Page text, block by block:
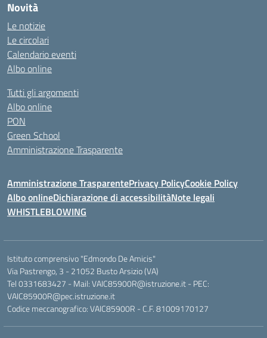
Novità
Le notizie
Le circolari
Calendario eventi
Albo online
Tutti gli argomenti
Albo online
PON
Green School
Amministrazione Trasparente
Amministrazione TrasparentePrivacy PolicyCookie Policy
Albo onlineDichiarazione di accessibilitàNote legali
WHISTLEBLOWING
Istituto comprensivo "Edmondo De Amicis"
Via Pastrengo, 3 - 21052 Busto Arsizio (VA)
Tel 0331683427 - Mail: VAIC85900R@istruzione.it - PEC:
VAIC85900R@pec.istruzione.it
Codice meccanografico: VAIC85900R - C.F. 81009170127